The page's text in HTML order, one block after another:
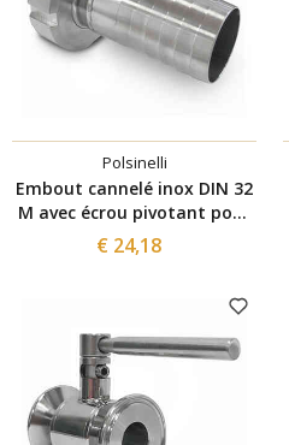
Polsinelli
Embout cannelé inox DIN 32
M avec écrou pivotant pour
tuyau ⌀ 40
€ 24,18